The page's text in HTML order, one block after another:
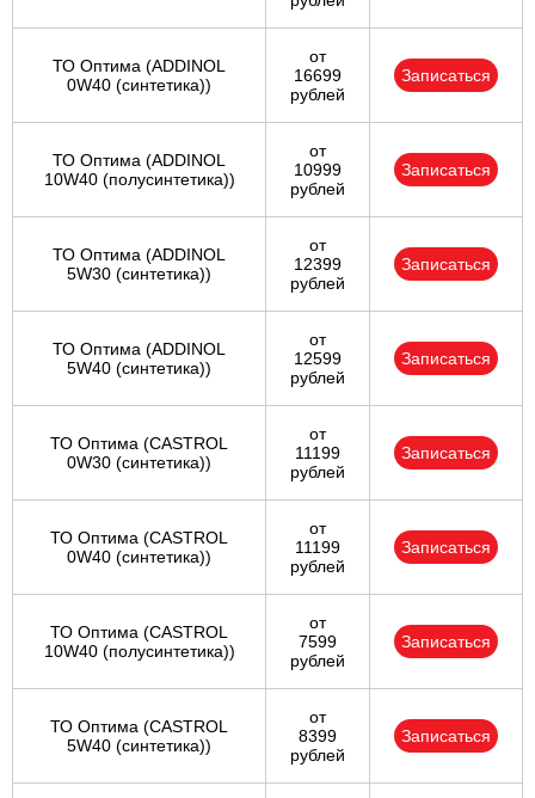
ТО Оптима (ADDINOL
0W40 (синтетика))
от
16699
рублей
Записаться
ТО Оптима (ADDINOL
10W40 (полусинтетика))
от
10999
рублей
Записаться
ТО Оптима (ADDINOL
5W30 (синтетика))
от
12399
рублей
Записаться
ТО Оптима (ADDINOL
5W40 (синтетика))
от
12599
рублей
Записаться
ТО Оптима (CASTROL
0W30 (синтетика))
от
11199
рублей
Записаться
ТО Оптима (CASTROL
0W40 (синтетика))
от
11199
рублей
Записаться
ТО Оптима (CASTROL
10W40 (полусинтетика))
от
7599
рублей
Записаться
ТО Оптима (CASTROL
5W40 (синтетика))
от
8399
рублей
Записаться